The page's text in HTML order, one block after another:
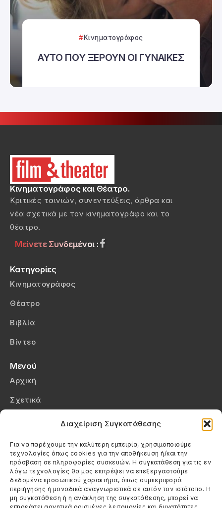
Διαχείριση Συγκατάθεσης
Για να παρέχουμε την καλύτερη εμπειρία, χρησιμοποιούμε
τεχνολογίες όπως cookies για την αποθήκευση ή/και την
πρόσβαση σε πληροφορίες συσκευών. Η συγκατάθεση για τις εν
λόγω τεχνολογίες θα μας επιτρέψει να επεξεργαστούμε
δεδομένα προσωπικού χαρακτήρα, όπως συμπεριφορά
περιήγησης ή μοναδικά αναγνωριστικά σε αυτόν τον ιστότοπο. Η
μη συγκατάθεση ή η ανάκληση της συγκατάθεσης, μπορεί να
Κινηματογράφος
ΑΥΤΟ ΠΟΥ ΞΕΡΟΥΝ ΟΙ ΓΥΝΑΙΚΕΣ
Κινηματογράφος και Θέατρο.
Κριτικές ταινιών, συνεντεύξεις, άρθρα και
νέα σχετικά με τον κινηματογράφο και το
θέατρο.
Μείνετε Συνδεμένοι :
Κατηγορίες
Κινηματογράφος
Θέατρο
Βιβλία
Βίντεο
Μενού
Αρχική
Σχετικά
Πολιτική Cookies (ΕΕ)
Στοιχεία Επικοινωνίας
Καλεσέ μας